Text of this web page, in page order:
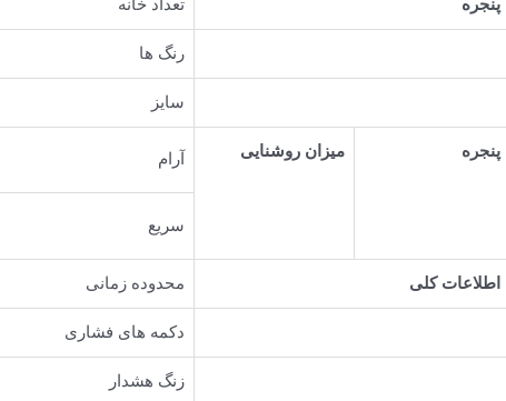
پنجره تعداد خانه
رنگ ها
سایز
پنجره میزان روشنایی آرام
سریع
اطلاعات کلی محدوده زمانی
دکمه های فشاری
زنگ هشدار